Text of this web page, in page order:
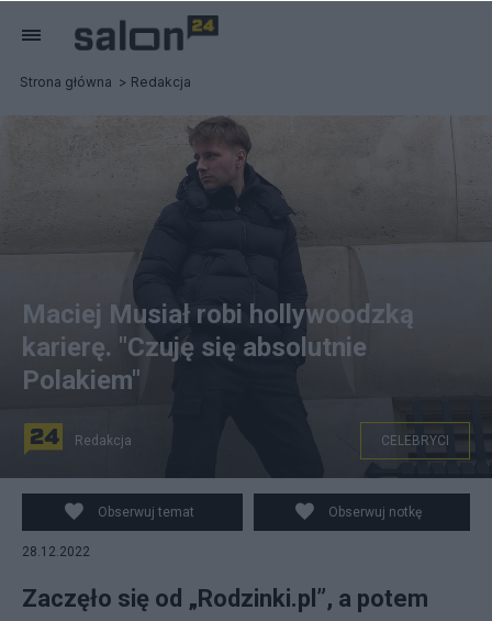
Strona główna Redakcja
Maciej Musiał. Fot. Instagram/Maciej Musiał
Maciej Musiał robi hollywoodzką
karierę. "Czuję się absolutnie
Polakiem"
Redakcja CELEBRYCI
Obserwuj temat Obserwuj notkę
28.12.2022
Zaczęło się od „Rodzinki.pl”, a potem